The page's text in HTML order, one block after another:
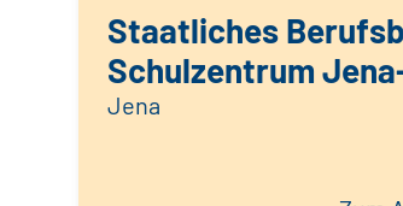
Staatliches
Schulzentrum
Jena